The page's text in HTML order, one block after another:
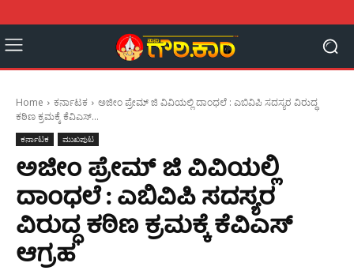
Home ಕರ್ನಾಟಕ
ಅಜೀಂ ಪ್ರೇಮ್‌ ಜಿ ವಿವಿಯಲ್ಲಿ ದಾಂಧಲೆ : ಎಬಿವಿಪಿ ಸದಸ್ಯರ ವಿರುದ್ಧ
ಕಠಿಣ ಕ್ರಮಕ್ಕೆ ಕೆವಿಎಸ್‌...
ಕರ್ನಾಟಕ ಮುಖಪುಟ
ಅಜೀಂ ಪ್ರೇಮ್‌ ಜಿ ವಿವಿಯಲ್ಲಿ
ದಾಂಧಲೆ : ಎಬಿವಿಪಿ ಸದಸ್ಯರ
ವಿರುದ್ಧ ಕಠಿಣ ಕ್ರಮಕ್ಕೆ ಕೆವಿಎಸ್‌
ಆಗ್ರಹ